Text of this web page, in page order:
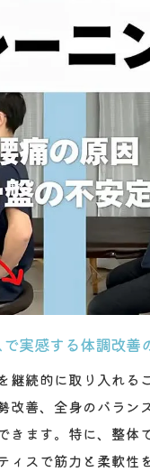
実感する体調改善
継続的に取り入れる
改善、全身のバラン
きます。特に、整体
ィスで筋力と柔軟性